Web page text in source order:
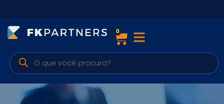
Cursos
Preparatórios Nacionais
Internacionais
0